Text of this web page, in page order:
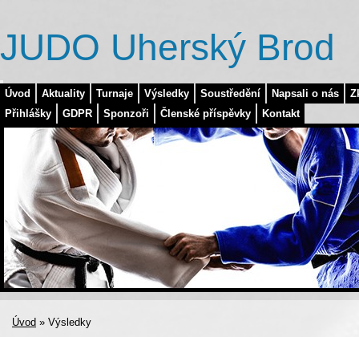
Úvod Aktuality Turnaje Výsledky Soustředění Napsali o nás
Přihlášky
GDPR Sponzoři Členské příspěvky Kontakt
JUDO Uherský Brod
Úvod » Výsledky